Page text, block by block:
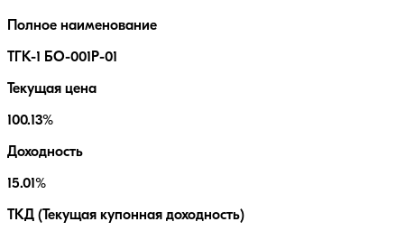
Полное наименование
ТГК-1 БО-001Р-01
Текущая цена
100.13%
Доходность
15.01%
ТКД (Текущая купонная доходность)